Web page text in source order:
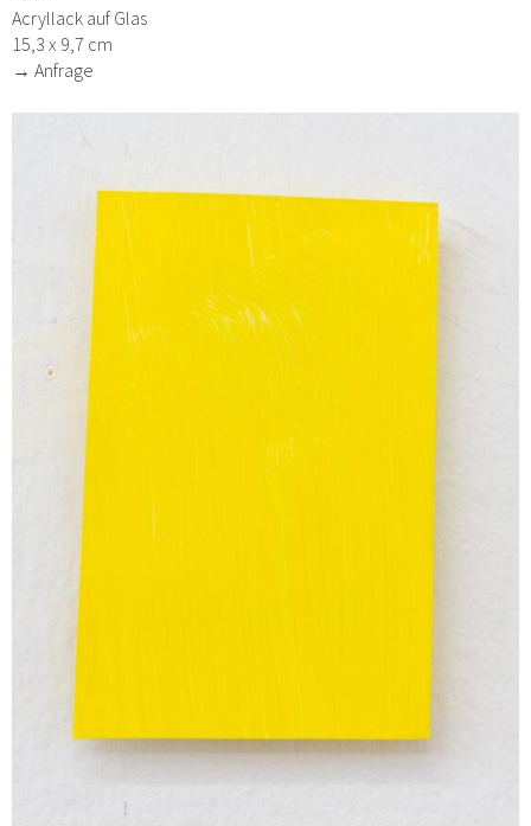
Acryllack auf Glas
15,3 x 9,7 cm
→ Anfrage